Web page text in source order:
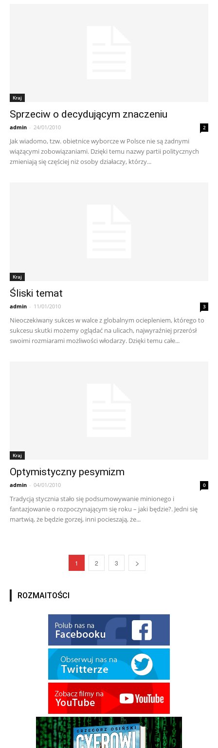
Kraj
Sprzeciw o decydującym znaczeniu
admin - 24/01/2010 2
Jak wiadomo, tzw. obietnice wyborcze w Polsce nie są żadnymi
wiążącymi zobowiązaniami. Dzięki temu nazwy partii politycznych
zmieniają się częściej niż osoby działaczy, którzy...
Kraj
Śliski temat
admin - 11/01/2010 3
Nieoczekiwany sukces w walce z globalnym ociepleniem, którego to
sukcesu skutki możemy oglądać na ulicach, najwyraźniej przerósł
swoimi rozmiarami możliwości włodarzy. Dzięki temu całe...
Kraj
Optymistyczny pesymizm
admin - 04/01/2010 0
Tradycją stycznia stało się podsumowywanie minionego i
fantazjowanie o rozpoczynającym się roku – jaki będzie?. Jedni się
martwią, że będzie gorzej, inni pocieszają, że...
1 2 3
ROZMAITOŚCI